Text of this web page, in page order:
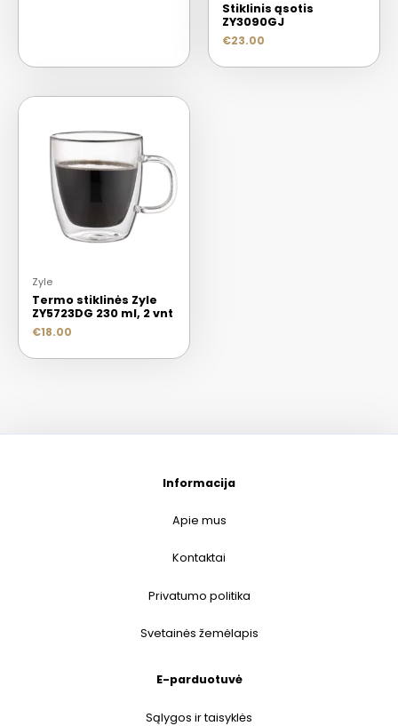
Stiklinis ąsotis
ZY3090GJ
€23.00
Zyle
Termo stiklinės Zyle
ZY5723DG 230 ml, 2 vnt
€18.00
Informacija
Apie mus
Kontaktai
Privatumo politika
Svetainės žemėlapis
E-parduotuvė
Sąlygos ir taisyklės